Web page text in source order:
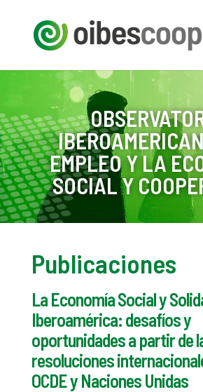
EMPLEO Y LA
SOCIAL Y
Publicaciones
La Economía Social y
Iberoamérica: desafíos y
oportunidades a partir de
resoluciones
OCDE y Naciones Unidas